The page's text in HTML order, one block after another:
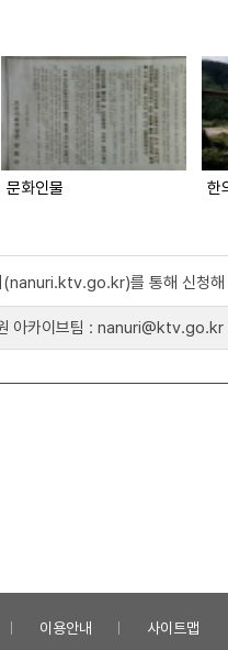
문화인물 한
(nanuri.ktv.go.kr)를 통해 신청해
아카이브팀 : nanuri@ktv.go.kr
이용안내 사이트맵